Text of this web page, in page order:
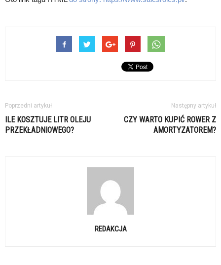
Poprzedni artykuł
ILE KOSZTUJE LITR OLEJU
PRZEKŁADNIOWEGO?
Następny artykuł
CZY WARTO KUPIĆ ROWER Z
AMORTYZATOREM?
REDAKCJA